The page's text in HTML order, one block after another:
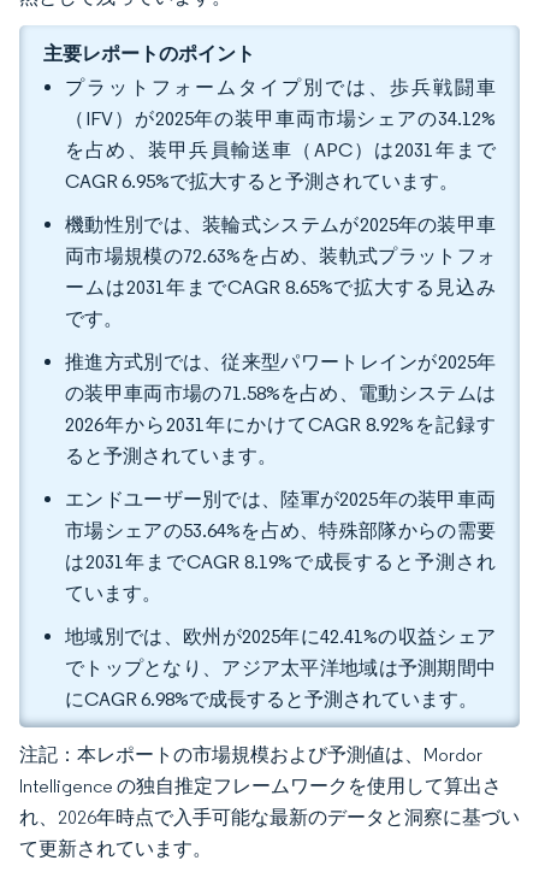
主要レポートのポイント
プラットフォームタイプ別では、歩兵戦闘車
（IFV）が2025年の装甲車両市場シェアの34.12%
を占め、装甲兵員輸送車（APC）は2031年まで
CAGR 6.95%で拡大すると予測されています。
機動性別では、装輪式システムが2025年の装甲車
両市場規模の72.63%を占め、装軌式プラットフォ
ームは2031年までCAGR 8.65%で拡大する見込み
です。
推進方式別では、従来型パワートレインが2025年
の装甲車両市場の71.58%を占め、電動システムは
2026年から2031年にかけてCAGR 8.92%を記録す
ると予測されています。
エンドユーザー別では、陸軍が2025年の装甲車両
市場シェアの53.64%を占め、特殊部隊からの需要
は2031年までCAGR 8.19%で成長すると予測され
ています。
地域別では、欧州が2025年に42.41%の収益シェア
でトップとなり、アジア太平洋地域は予測期間中
にCAGR 6.98%で成長すると予測されています。
注記：本レポートの市場規模および予測値は、Mordor
Intelligence の独自推定フレームワークを使用して算出さ
れ、2026年時点で入手可能な最新のデータと洞察に基づい
て更新されています。